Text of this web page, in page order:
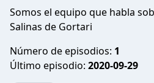
Somos el equipo que habla
Salinas de Gortari
Número de episodios: 1
Último episodio: 2020-09-29